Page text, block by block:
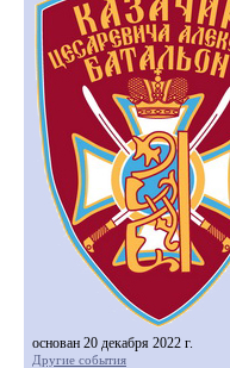
основан 20 декабря 2022 г.
Другие события